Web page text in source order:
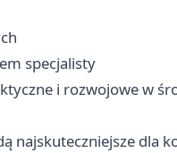
specjalisty
i rozwojowe w
najskuteczniejsze dla